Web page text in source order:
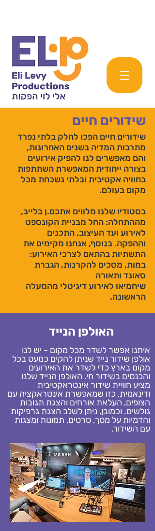
שידורים חיים
שידורים חיים הפכו לחלק בלתי נפרד
מתרבות המדיה בשנים האחרונות,
והם מאפשרים לנו להפיק אירועים
בצורה ייחודית המאפשרת השתתפות
בחוויה אקטיבית ובלתי נשכחת מכל
מקום בעולם.
בסטודיו שלנו מלווים אתכם.ן בלייב,
מההתחלה: החל מבניית הקונספט
לאירוע ועד העיצוב, התכנים
וההפקה. בנוסף, אנחנו מקימים את
התשתיות בהתאם לצרכי האירוע:
במות, מסכים להקרנות, הגברת
סאונד ותאורה
שיחמיאו לאירוע דיגיטלי מהמעלה
הראשונה.
האולפן הנייד
איתנו אפשר לשדר מכל מקום - יש לנו
אולפן שידור נייד שניתן להקים כמעט בכל
מקום בארץ כדי לשדר את האירועים
והכנסים בשידור חי. האולפן הנייד שלנו
מציע חוויית שידור אינטראקטיבית
ודינאמית, כזו שמאפשרת אינטראקציה עם
הצופים, העלאת אורחים והצגת תגובות
גולשים. וכמובן, ניתן לשלב הצגת גרפיקות
והדמיות על מסך, סרטים, תמונות ומצגות
עם השידור.